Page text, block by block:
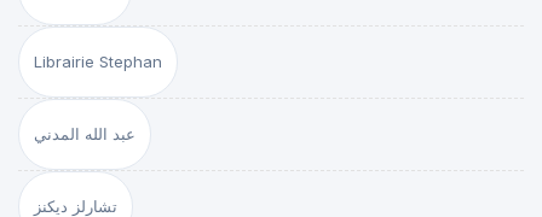
Librairie Stephan
عبد الله المدني
تشارلز ديكنز